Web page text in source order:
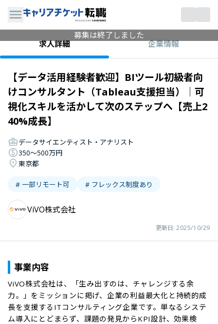
募集は終了しました
求人詳細
企業情報
【データ活用経験者歓迎】BIツール初級者向
けコンサルタント（Tableau支援担当）│可
視化スキルを活かして次のステップへ【売上2
40%成長】
データサイエンティスト・アナリスト
350〜500万円
東京都
# 一部リモート可 # フレックス制度あり
ViVO株式会社
更新日: 2025/10/29
事業内容
ViVO株式会社は、「生み出すのは、チャレンジする余
力。」をミッションに掲げ、企業の利益最大化と持続的成
長を支援するITコンサルティング企業です。単なるシステ
ム導入にとどまらず、課題の発見からKPI設計、効果検